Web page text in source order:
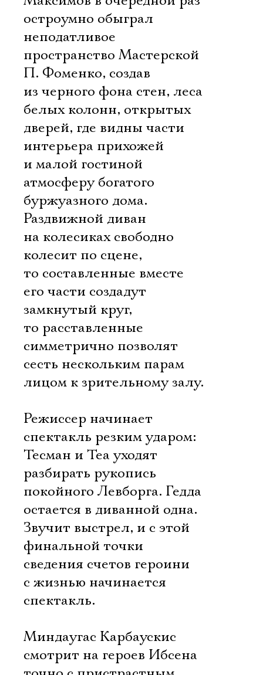
остроумно обыграл
неподатливое
пространство Мастерской
П. Фоменко, создав
из черного фона стен, леса
белых колонн, открытых
дверей, где видны части
интерьера прихожей
и малой гостиной 
атмосферу богатого
буржуазного дома.
Раздвижной диван
на колесиках свободно
колесит по сцене,
то составленные вместе
его части создадут
замкнутый круг,
то расставленные
симметрично позволят
сесть нескольким парам
лицом к зрительному залу.
Режиссер начинает
спектакль резким ударом:
Тесман и Теа уходят
разбирать рукопись
покойного Левборга. Гедда
остается в диванной одна.
Звучит выстрел, и с этой
финальной точки
сведения счетов героини
с жизнью начинается
спектакль.
Миндаугас Карбаускис
смотрит на героев Ибсена